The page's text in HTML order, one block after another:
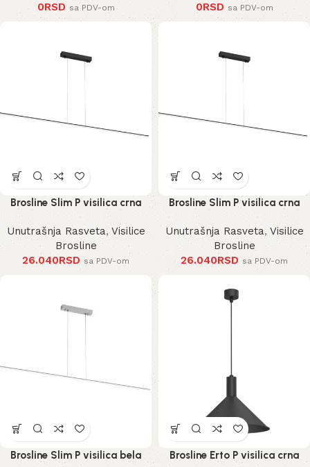
0RSD sa PDV-om
0RSD sa PDV-om
Brosline Slim P visilica crna
Unutrašnja Rasveta, Visilice
Brosline
26.040RSD sa PDV-om
Brosline Slim P visilica crna
Unutrašnja Rasveta, Visilice
Brosline
26.040RSD sa PDV-om
Brosline Slim P visilica bela Brosline Erto P visilica crna